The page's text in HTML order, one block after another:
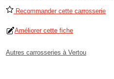
Recommander cette carrosserie
Améliorer cette fiche
Autres carrosseries à Vertou